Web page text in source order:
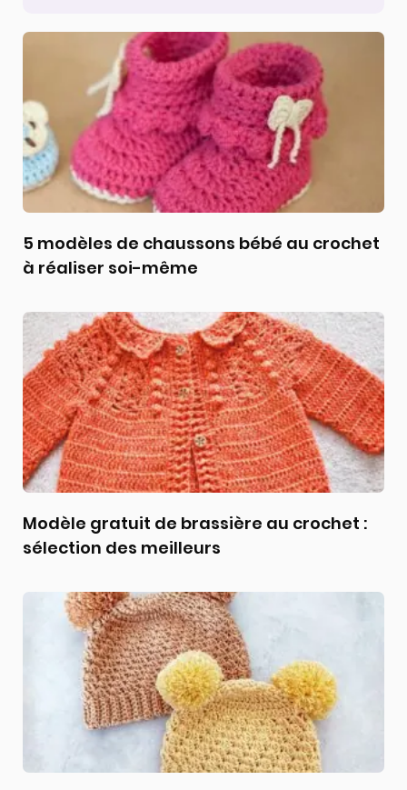
5 modèles de chaussons bébé au crochet
à réaliser soi-même
Modèle gratuit de brassière au crochet :
sélection des meilleurs